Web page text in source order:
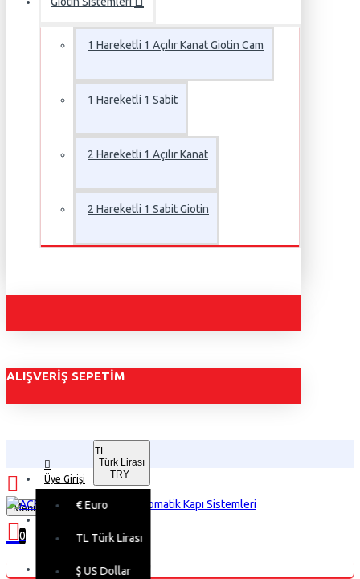
1 Hareketli 1 Açılır Kanat Giotin Cam
1 Hareketli 1 Sabit
2 Hareketli 1 Açılır Kanat
2 Hareketli 1 Sabit Giotin
ALIŞVERIŞ SEPETIM
Üye Girişi
TL
Türk Lirası
TRY
€Euro
TL Türk Lirası
$ US Dollar
Menu
0
Alışveriş sepetiniz boş!